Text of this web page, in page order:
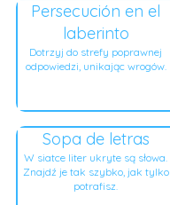
Persecución en el
laberinto
Dotrzyj do strefy poprawnej
odpowiedzi, unikając wrogów.
Sopa de letras
W siatce liter ukryte są słowa.
Znajdź je tak szybko, jak tylko
potrafisz.